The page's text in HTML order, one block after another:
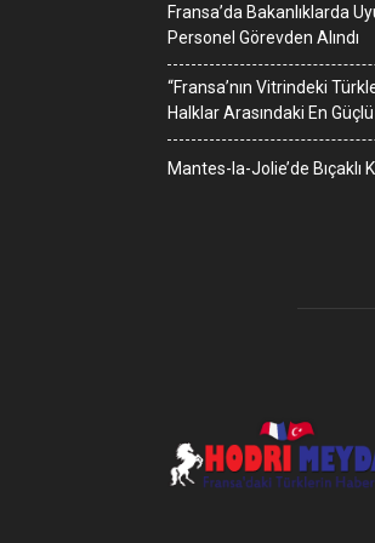
Fransa’da Bakanlıklarda
Personel Görevden Alındı
“Fransa’nın Vitrindeki
Halklar Arasındaki En
Mantes-la-Jolie’de Bıçaklı